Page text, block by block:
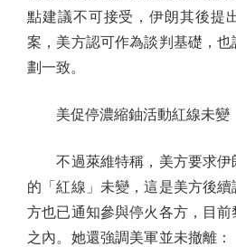
點建議不可接受，伊朗其後提
案，美方認可作為談判基礎，
劃一致。
美促停濃縮鈾活動紅線未變
不過萊維特稱，美方要求伊
的「紅線」未變，這是美方後
方也已通知參與停火各方，目
之內。她還強調美軍並未撤離：